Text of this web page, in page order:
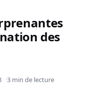
des
3 min de lecture